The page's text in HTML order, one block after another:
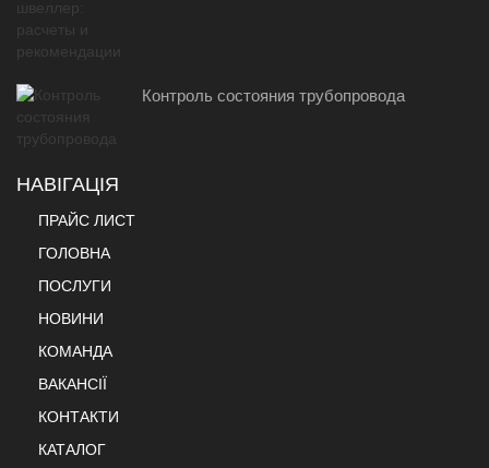
Контроль состояния трубопровода
НАВІГАЦІЯ
ПРАЙС ЛИСТ
ГОЛОВНА
ПОСЛУГИ
НОВИНИ
КОМАНДА
ВАКАНСІЇ
КОНТАКТИ
КАТАЛОГ